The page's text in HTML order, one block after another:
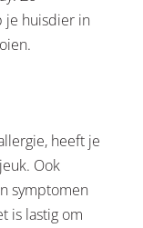
je huisdier in
heeft je
Ook
symptomen
is lastig om